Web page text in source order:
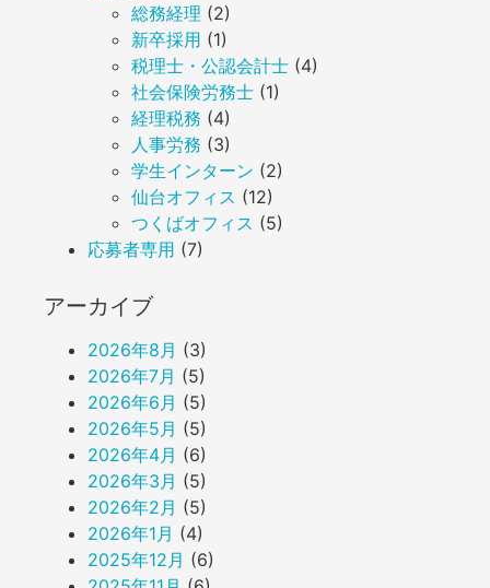
総務経理 (2)
新卒採用 (1)
税理士・公認会計士 (4)
社会保険労務士 (1)
経理税務 (4)
人事労務 (3)
学生インターン (2)
仙台オフィス (12)
つくばオフィス (5)
応募者専用 (7)
アーカイブ
2026年8月 (3)
2026年7月 (5)
2026年6月 (5)
2026年5月 (5)
2026年4月 (6)
2026年3月 (5)
2026年2月 (5)
2026年1月 (4)
2025年12月 (6)